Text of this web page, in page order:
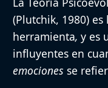
(Plutchik, 1980)
herramienta, y es
influyentes en
emociones se